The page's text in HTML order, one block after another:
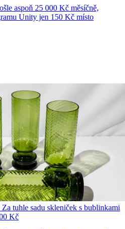
aspoň 25 000 Kč měsíčně,
Unity jen 150 Kč místo
tuhle sadu skleniček s bublinkami
Kč